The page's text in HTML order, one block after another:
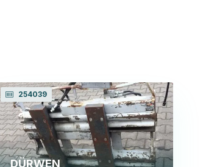
254039
DÜRWEN